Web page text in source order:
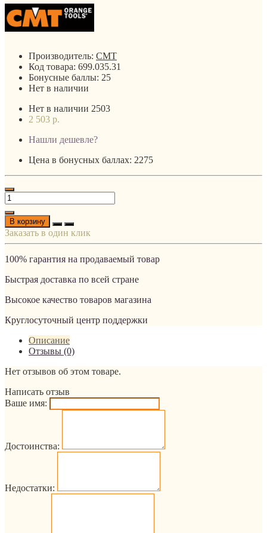
Производитель: CMT
Код товара: 699.035.31
Бонусные баллы: 25
Нет в наличии
Нет в наличии 2503
2 503 р.
Нашли дешевле?
Цена в бонусных баллах: 2275
В корзину
Заказать в один клик
100% гарантия на продаваемый товар
Быстрая доставка по всей стране
Высокое качество товаров магазина
Круглосуточный центр поддержки
Описание
Отзывы (0)
Нет отзывов об этом товаре.
Написать отзыв
Ваше имя:
Достоинства:
Недостатки: